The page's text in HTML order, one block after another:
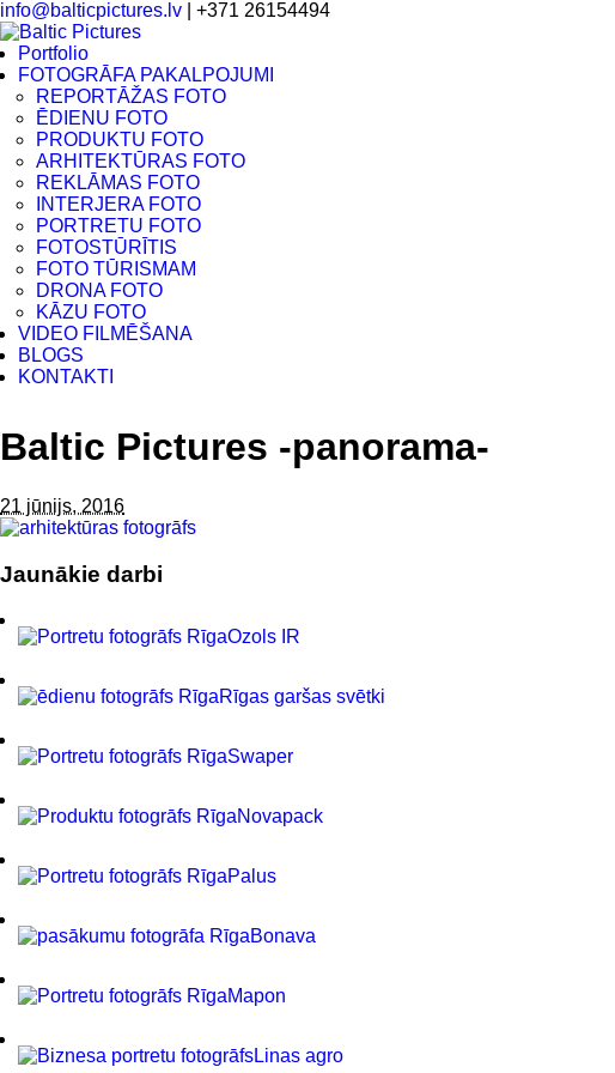
info@balticpictures.lv | +371 26154494
Portfolio
FOTOGRĀFA PAKALPOJUMI
REPORTĀŽAS FOTO
ĒDIENU FOTO
PRODUKTU FOTO
ARHITEKTŪRAS FOTO
REKLĀMAS FOTO
INTERJERA FOTO
PORTRETU FOTO
FOTOSTŪRĪTIS
FOTO TŪRISMAM
DRONA FOTO
KĀZU FOTO
VIDEO FILMĒŠANA
BLOGS
KONTAKTI
Baltic Pictures -panorama-
21 jūnijs, 2016
Jaunākie darbi
Ozols IR
Rīgas garšas svētki
Swaper
Novapack
Palus
Bonava
Mapon
Linas agro